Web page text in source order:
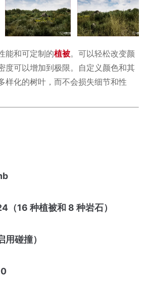
能和可定制的植被。可以轻松改变颜
度可以增加到极限。自定义颜色和其
样化的树叶，而不会损失细节和性
（16 种植被和 8 种岩石）
碰撞）